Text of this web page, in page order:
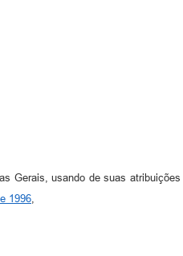
Gerais, usando de suas
1996